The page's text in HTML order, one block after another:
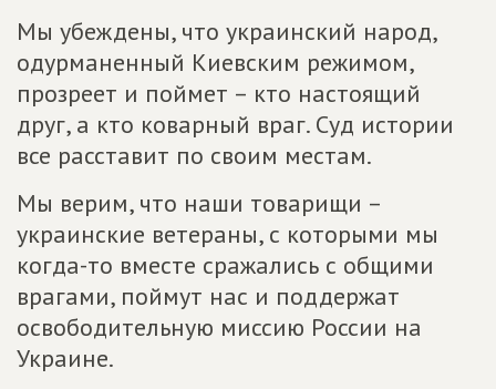
Мы убеждены, что украинский народ,
одурманенный Киевским режимом,
прозреет и поймет – кто настоящий
друг, а кто коварный враг. Суд истории
все расставит по своим местам.
Мы верим, что наши товарищи –
украинские ветераны, с которыми мы
когда-то вместе сражались с общими
врагами, поймут нас и поддержат
освободительную миссию России на
Украине.